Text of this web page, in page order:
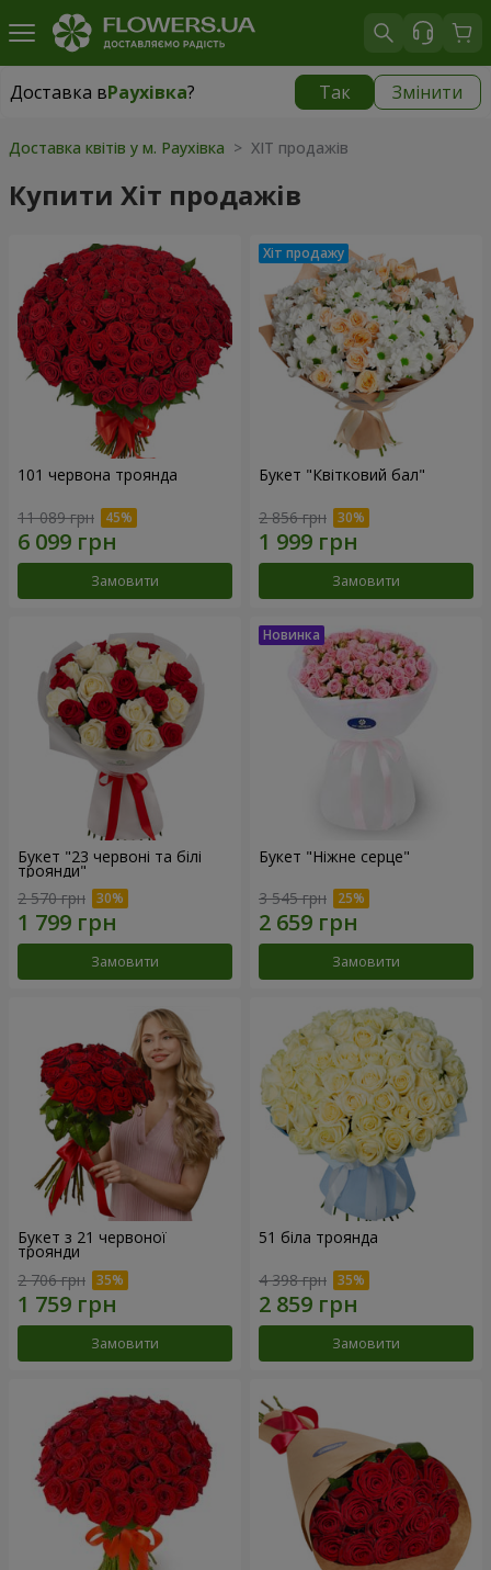
Доставка вРаухівка? Так Змінити
Доставка вРаухівка|
Доставка квітів у м. Раухівка > ХІТ продажів
Купити Хіт продажів
101 червона троянда
11 089 грн
Замовити
Букет "Квітковий бал"
2 856 грн
Замовити
Букет "23 червоні та білі
троянди"
2 570 грн
Замовити
Букет "Ніжне серце"
3 545 грн
Замовити
Букет з 21 червоної
троянди
2 706 грн
Замовити
51 біла троянда
4 398 грн
Замовити